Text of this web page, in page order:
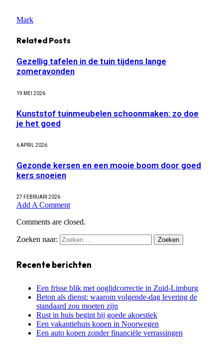
Mark
Related Posts
Gezellig tafelen in de tuin tijdens lange
zomeravonden
19 MEI 2026
Kunststof tuinmeubelen schoonmaken: zo doe
je het goed
6 APRIL 2026
Gezonde kersen en een mooie boom door goed
kers snoeien
27 FEBRUARI 2026
Add A Comment
Comments are closed.
Zoeken naar:
Recente berichten
Een frisse blik met ooglidcorrectie in Zuid-Limburg
Beton als dienst: waarom volgende-dag levering de
standaard zou moeten zijn
Rust in huis begint bij goede akoestiek
Een vakantiehuis kopen in Noorwegen
Een auto kopen zonder financiële verrassingen